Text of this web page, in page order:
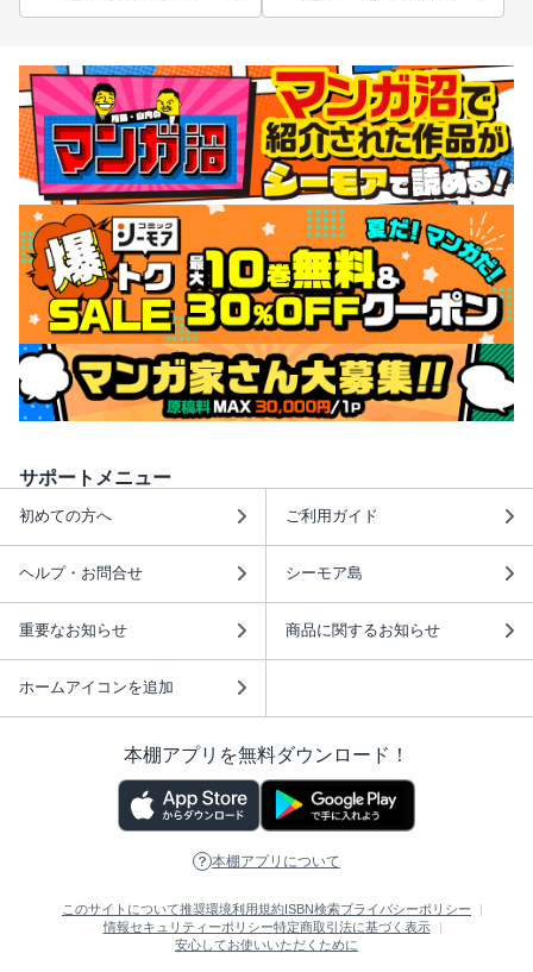
サポートメニュー
初めての方へ ご利用ガイド
ヘルプ・お問合せ シーモア島
重要なお知らせ 商品に関するお知らせ
ホームアイコンを追加
本棚アプリを無料ダウンロード！
本棚アプリについて
このサイトについて推奨環境利用規約ISBN検索プライバシーポリシー
情報セキュリティーポリシー特定商取引法に基づく表示
安心してお使いいただくために